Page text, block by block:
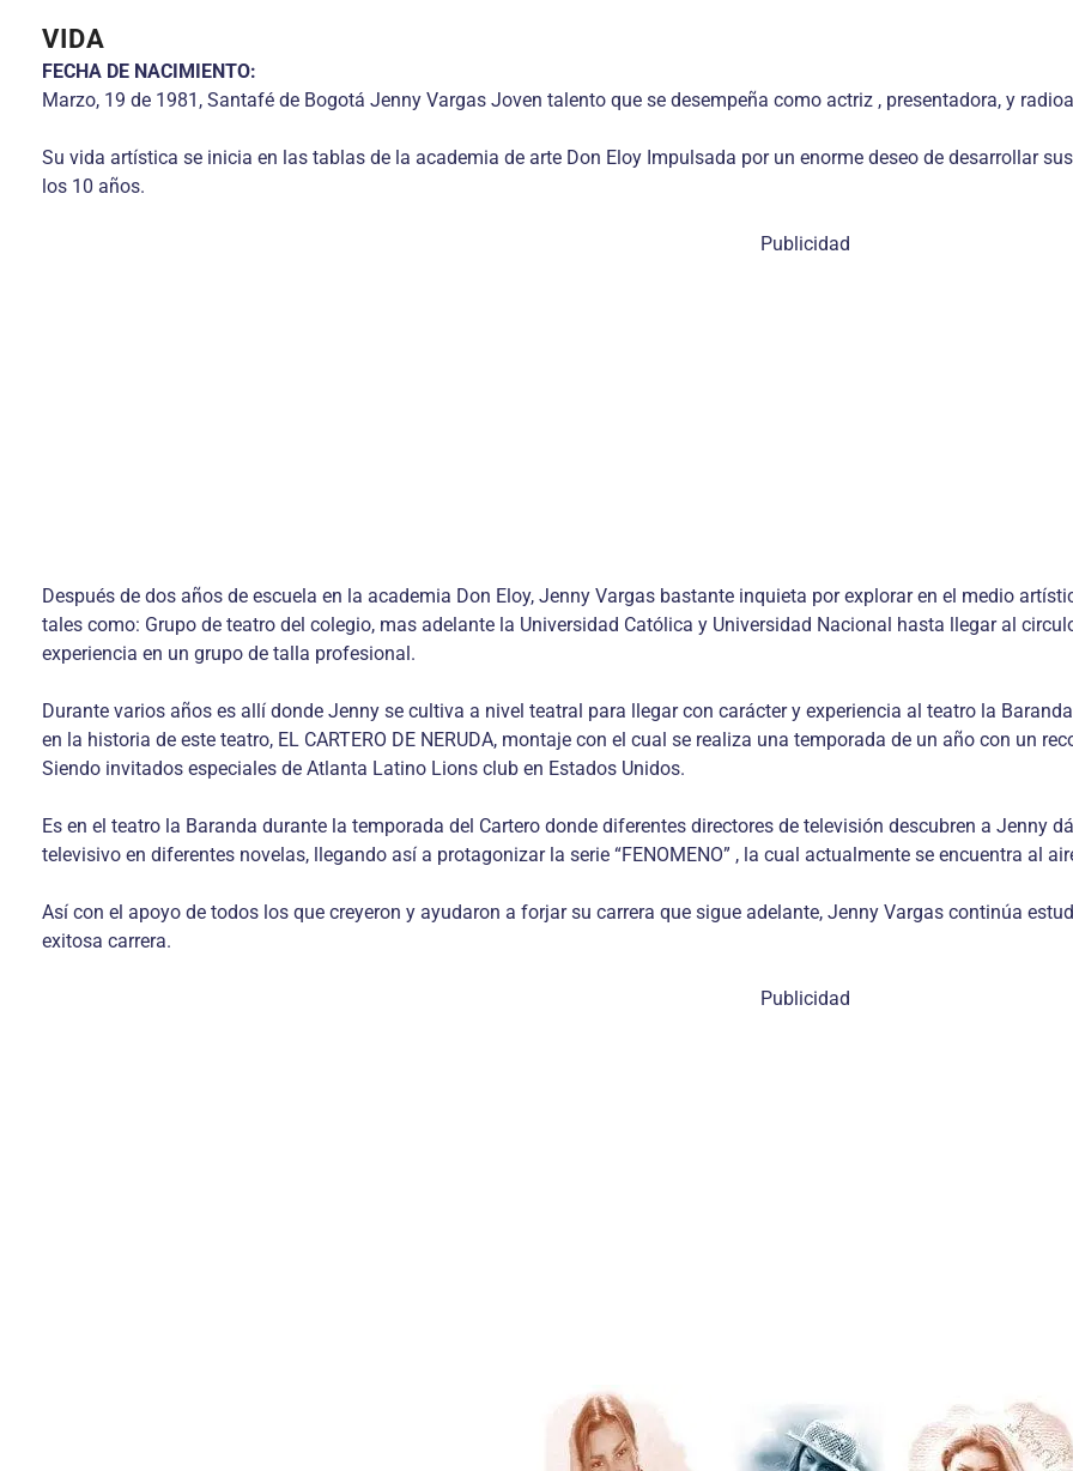
VIDA
FECHA DE NACIMIENTO:
Marzo, 19 de 1981, Santafé de Bogotá Jenny Vargas Joven talento que se desempeña como actriz , presentadora, y
Su vida artística se inicia en las tablas de la academia de arte Don Eloy Impulsada por un enorme deseo de desarrollar
los 10 años.
Publicidad
Después de dos años de escuela en la academia Don Eloy, Jenny Vargas bastante inquieta por explorar en el medio
tales como: Grupo de teatro del colegio, mas adelante la Universidad Católica y Universidad Nacional hasta llegar al
experiencia en un grupo de talla profesional.
Durante varios años es allí donde Jenny se cultiva a nivel teatral para llegar con carácter y experiencia al teatro la
en la historia de este teatro, EL CARTERO DE NERUDA, montaje con el cual se realiza una temporada de un año con un
Siendo invitados especiales de Atlanta Latino Lions club en Estados Unidos.
Es en el teatro la Baranda durante la temporada del Cartero donde diferentes directores de televisión descubren a Jenny
televisivo en diferentes novelas, llegando así a protagonizar la serie “FENOMENO” , la cual actualmente se encuentra al
Así con el apoyo de todos los que creyeron y ayudaron a forjar su carrera que sigue adelante, Jenny Vargas continúa
exitosa carrera.
Publicidad